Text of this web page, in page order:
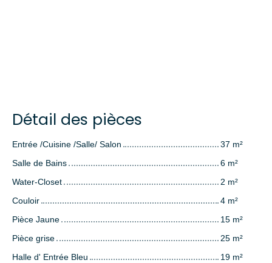
Détail des pièces
Entrée /Cuisine /Salle/ Salon
37 m²
Salle de Bains
6 m²
Water-Closet
2 m²
Couloir
4 m²
Pièce Jaune
15 m²
Pièce grise
25 m²
Halle d' Entrée Bleu
19 m²